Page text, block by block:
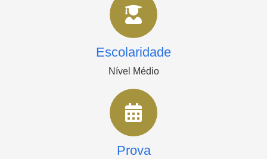
Escolaridade
Nível Médio
Prova